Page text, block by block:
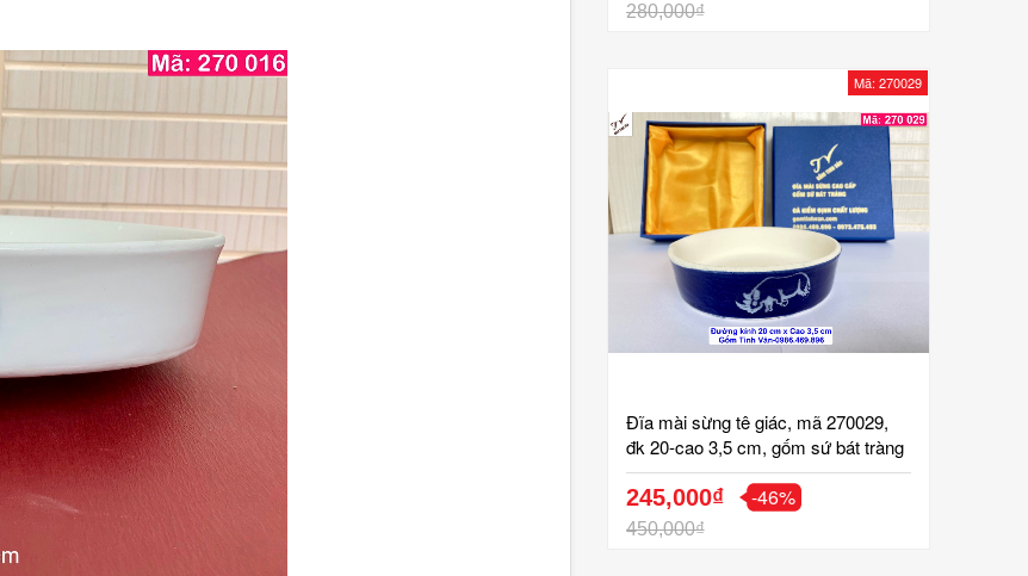
280,000₫
Mã: 270029
Đĩa mài sừng tê giác, mã 270029,
đk 20-cao 3,5 cm, gốm sứ bát tràng
tinh vân cao cấp
245,000₫
450,000₫
-46%